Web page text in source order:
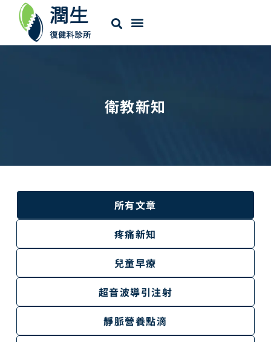
衛教新知
所有文章
疼痛新知
兒童早療
超音波導引注射
靜脈營養點滴